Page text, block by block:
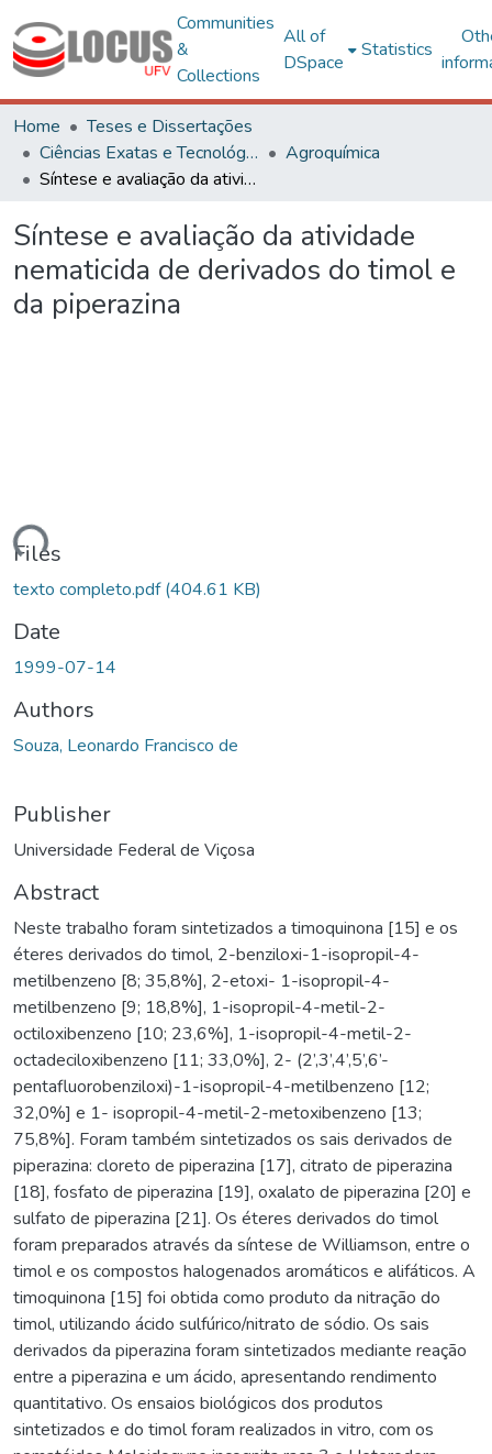
Communities
&
Collections
All of
DSpace
Statistics
Home
Teses e Dissertações
Ciências Exatas e Tecnológicas
Agroquímica
Síntese e avaliação da atividade nematicida de derivados do timol e da piperazina
Síntese e avaliação da atividade
nematicida de derivados do timol e
da piperazina
Files
texto completo.pdf(404.61 KB)
Date
1999-07-14
Authors
Souza, Leonardo Francisco de
Publisher
Universidade Federal de Viçosa
Abstract
Neste trabalho foram sintetizados a timoquinona [15] e os
éteres derivados do timol, 2-benziloxi-1-isopropil-4-
metilbenzeno [8; 35,8%], 2-etoxi- 1-isopropil-4-
metilbenzeno [9; 18,8%], 1-isopropil-4-metil-2-
octiloxibenzeno [10; 23,6%], 1-isopropil-4-metil-2-
octadeciloxibenzeno [11; 33,0%], 2- (2’,3’,4’,5’,6’-
pentafluorobenziloxi)-1-isopropil-4-metilbenzeno [12;
32,0%] e 1- isopropil-4-metil-2-metoxibenzeno [13;
75,8%]. Foram também sintetizados os sais derivados de
piperazina: cloreto de piperazina [17], citrato de piperazina
[18], fosfato de piperazina [19], oxalato de piperazina [20] e
sulfato de piperazina [21]. Os éteres derivados do timol
foram preparados através da síntese de Williamson, entre o
timol e os compostos halogenados aromáticos e alifáticos. A
timoquinona [15] foi obtida como produto da nitração do
timol, utilizando ácido sulfúrico/nitrato de sódio. Os sais
derivados da piperazina foram sintetizados mediante reação
entre a piperazina e um ácido, apresentando rendimento
quantitativo. Os ensaios biológicos dos produtos
sintetizados e do timol foram realizados in vitro, com os